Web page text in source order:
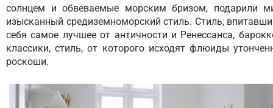
солнцем и обвеваемые морским бризом, подарили
изысканный средиземноморский стиль. Стиль,
себя самое лучшее от античности и Ренессанса,
классики, стиль, от которого исходят флюиды
роскоши.